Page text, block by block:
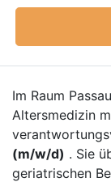
Im Raum
Altersmedizin
(m/w/d) . Sie
geriatrischen